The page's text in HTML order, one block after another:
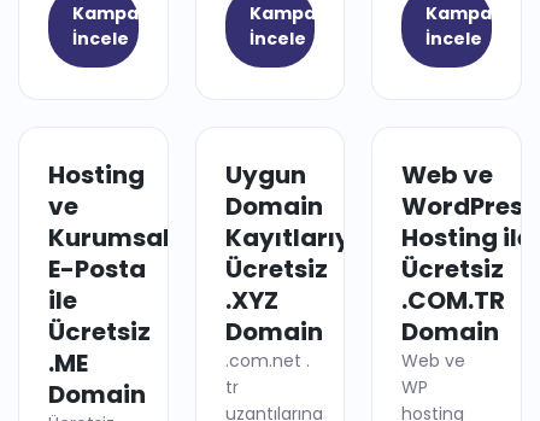
Kampanyayı
İncele
Kampanyayı
İncele
İncele
Hosting
ve
Kurumsal
E-Posta
ile
Ücretsiz
.ME
Domain
HOSTINGUygun
Domain
Kayıtlarıyla
Ücretsiz
.XYZ
Domain
DOMAIN
.com.net .
tr
uzantılarına
Web ve
WordPress
Hosting ile
Ücretsiz
.COM.TR
Domain
Web ve
WP
hosting